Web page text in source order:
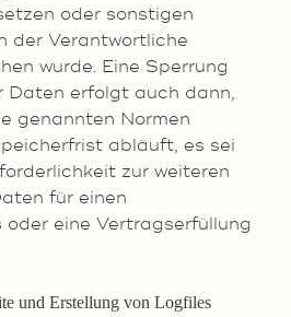
oder sonstigen
der Verantwortliche
wurde. Eine Sperrung
Daten erfolgt auch dann,
genannten Normen
abläuft, es sei
zur weiteren
für einen
eine Vertragserfüllung
und Erstellung von Logfiles